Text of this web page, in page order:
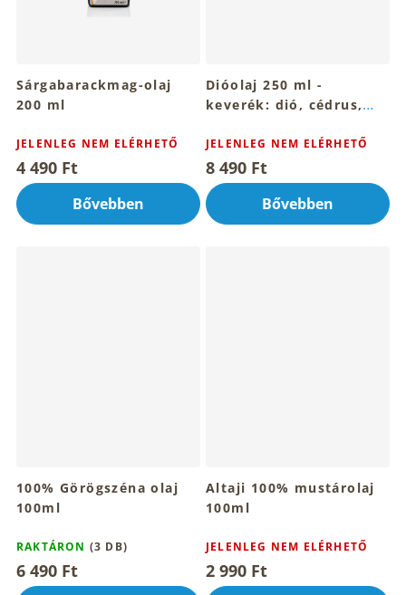
Sárgabarackmag-olaj
200 ml
JELENLEG NEM ELÉRHETŐ
4 490 Ft
Bővebben
Dióolaj 250 ml -
keverék: dió, cédrus,
JELENLEG NEM ELÉRHETŐ
8 490 Ft
Bővebben
100% Görögszéna olaj
100ml
RAKTÁRON (3 DB)
6 490 Ft
Altaji 100% mustárolaj
100ml
JELENLEG NEM ELÉRHETŐ
2 990 Ft